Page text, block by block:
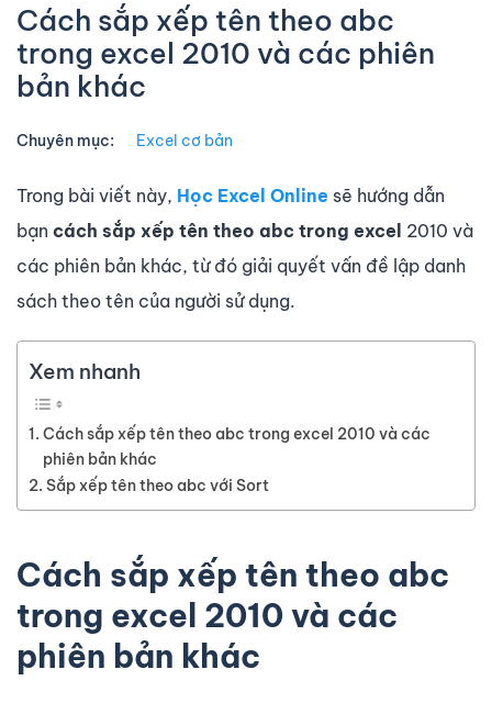
Cách sắp xếp tên theo abc
trong excel 2010 và các phiên
bản khác
Chuyên mục: Excel cơ bản
Trong bài viết này, Học Excel Online sẽ hướng dẫn
bạn cách sắp xếp tên theo abc trong excel 2010 và
các phiên bản khác, từ đó giải quyết vấn đề lập danh
sách theo tên của người sử dụng.
Xem nhanh
Cách sắp xếp tên theo abc trong excel 2010 và các
phiên bản khác
Sắp xếp tên theo abc với Sort
Cách sắp xếp tên theo abc
trong excel 2010 và các
phiên bản khác